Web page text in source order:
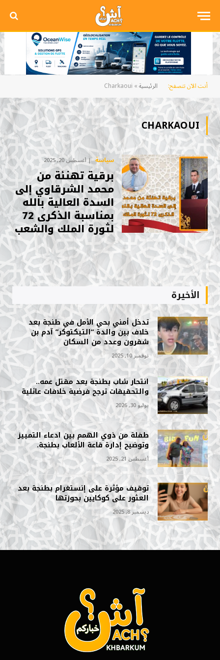
أنت الآن تتصفح: الرئيسية»
Charkaoui
CHARKAOUI
سياسة أغسطس 20, 2025
برقية تهنئة من
محمد الشرقاوي إلى
السدة العالية بالله
بمناسبة الذكرى 72
لثورة الملك والشعب
الأخيرة
تدخل أمني بحي الأمل في طنجة بعد
خلاف بين والدة “التيكتوكر” آدم بن
شقرون وعدد من السكان
نوفمبر 10, 2025
انتحار شاب بطنجة بعد مقتل عمه..
والتحقيقات ترجح فرضية خلافات عائلية
يوليو 30, 2026
طفلة من ذوي الهمم بين ادعاء التمييز
وتوضيح إدارة قاعة الألعاب بطنجة.
أغسطس 21, 2025
توقيف مؤثرة على إنستغرام بطنجة بعد
العثور على كوكايين بحوزتها
ديسمبر 8, 2025